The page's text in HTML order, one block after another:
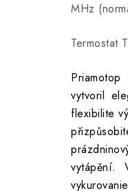
MHz
Termostat
vytvoril
flexibilite
vytápění.